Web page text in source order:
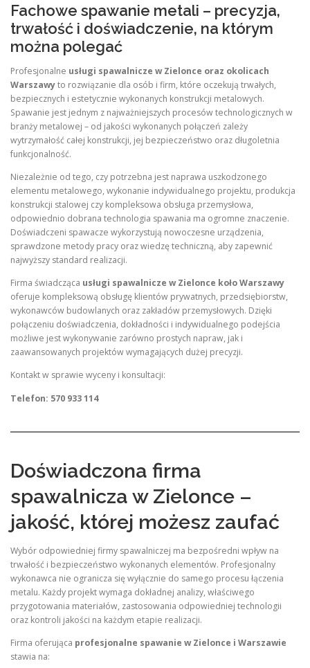
Fachowe spawanie metali – precyzja,
trwałość i doświadczenie, na którym
można polegać
Profesjonalne usługi spawalnicze w Zielonce oraz okolicach
Warszawyto rozwiązanie dla osób i firm, które oczekują trwałych,
bezpiecznych i estetycznie wykonanych konstrukcji metalowych.
Spawanie jest jednym z najważniejszych procesów technologicznych w
branży metalowej – od jakości wykonanych połączeń zależy
wytrzymałość całej konstrukcji, jej bezpieczeństwo oraz długoletnia
funkcjonalność.
Niezależnie od tego, czy potrzebna jest naprawa uszkodzonego
elementu metalowego, wykonanie indywidualnego projektu, produkcja
konstrukcji stalowej czy kompleksowa obsługa przemysłowa,
odpowiednio dobrana technologia spawania ma ogromne znaczenie.
Doświadczeni spawacze wykorzystują nowoczesne urządzenia,
sprawdzone metody pracy oraz wiedzę techniczną, aby zapewnić
najwyższy standard realizacji.
Firma świadcząca usługi spawalnicze w Zielonce koło Warszawy
oferuje kompleksową obsługę klientów prywatnych, przedsiębiorstw,
wykonawców budowlanych oraz zakładów przemysłowych. Dzięki
połączeniu doświadczenia, dokładności i indywidualnego podejścia
możliwe jest wykonywanie zarówno prostych napraw, jak i
zaawansowanych projektów wymagających dużej precyzji.
Kontakt w sprawie wyceny i konsultacji:
Telefon: 570 933 114
Doświadczona firma
spawalnicza w Zielonce –
jakość, której możesz zaufać
Wybór odpowiedniej firmy spawalniczej ma bezpośredni wpływ na
trwałość i bezpieczeństwo wykonanych elementów. Profesjonalny
wykonawca nie ogranicza się wyłącznie do samego procesu łączenia
metalu. Każdy projekt wymaga dokładnej analizy, właściwego
przygotowania materiałów, zastosowania odpowiedniej technologii
oraz kontroli jakości na każdym etapie realizacji.
Firma oferująca profesjonalne spawanie w Zielonce i Warszawie
stawia na: